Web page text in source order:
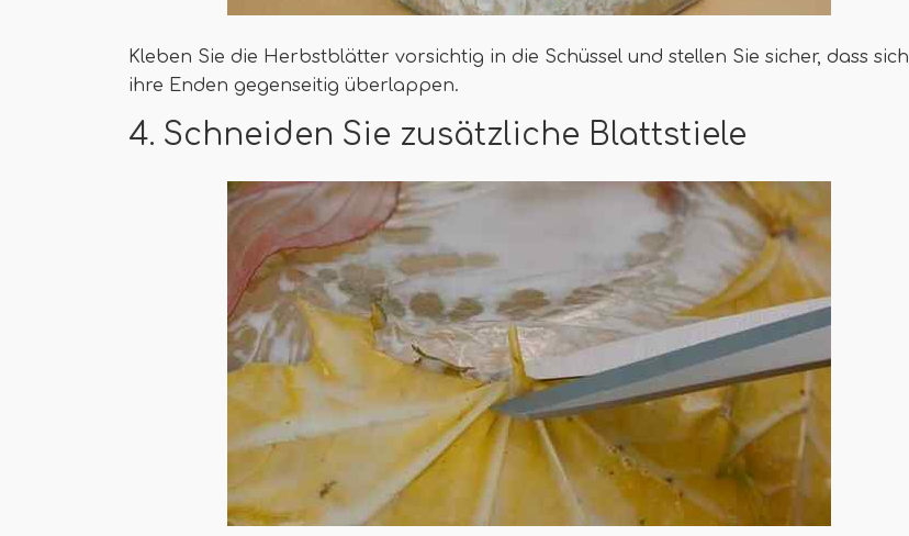
Kleben Sie die Herbstblätter vorsichtig in die Schüssel und stellen Sie sicher, dass sich
ihre Enden gegenseitig überlappen.
4. Schneiden Sie zusätzliche Blattstiele